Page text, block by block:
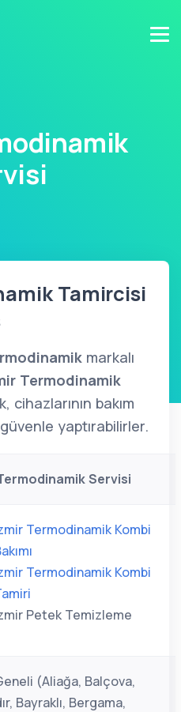
Tamircisi
markalı
Termodinamik
cihazlarının bakım
yaptırabilirler.
Servisi
Termodinamik Kombi
Termodinamik Kombi
Petek Temizleme
(Aliağa, Balçova,
Bayraklı, Bergama,